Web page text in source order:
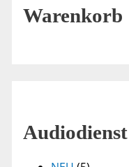
Warenkorb
Audiodienst